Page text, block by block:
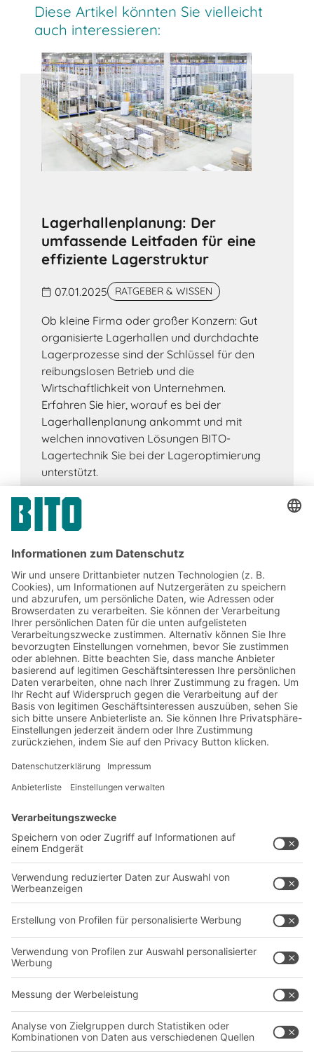
Diese Artikel könnten Sie vielleicht
auch interessieren:
Lagerhallenplanung: Der
umfassende Leitfaden für eine
effiziente Lagerstruktur
07.01.2025 RATGEBER & WISSEN
Ob kleine Firma oder großer Konzern: Gut
organisierte Lagerhallen und durchdachte
Lagerprozesse sind der Schlüssel für den
reibungslosen Betrieb und die
Wirtschaftlichkeit von Unternehmen.
Erfahren Sie hier, worauf es bei der
Lagerhallenplanung ankommt und mit
welchen innovativen Lösungen BITO-
Lagertechnik Sie bei der Lageroptimierung
unterstützt.
Jetzt beim BITO Newsletter
anmelden:
Lager- & Logistiknews
Exklusive Rabatte
Neuheiten
Newsletter abonnieren
Lösungen
Intralogistiklösungen
Regalsysteme
Transportsysteme
Dienstleistungen
Kontaktformular
Unternehmen
Über uns
Produktionsstandorte
Karriere
Follow us